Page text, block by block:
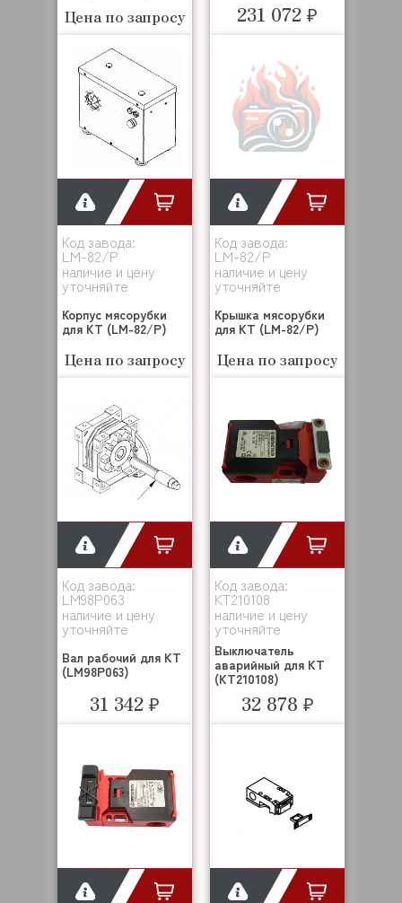
Цена по запросу 231 072 ₽
Код завода:
LM-82/P
наличие и цену
уточняйте
Корпус мясорубки
для KT (LM-82/P)
Цена по запросу
Код завода:
LM-82/P
наличие и цену
уточняйте
Крышка мясорубки
для KT (LM-82/P)
Цена по запросу
Код завода:
LM98P063
наличие и цену
уточняйте
Вал рабочий для KT
(LM98P063)
31 342 ₽
Код завода:
KT210108
наличие и цену
уточняйте
Выключатель
аварийный для KT
(KT210108)
32 878 ₽